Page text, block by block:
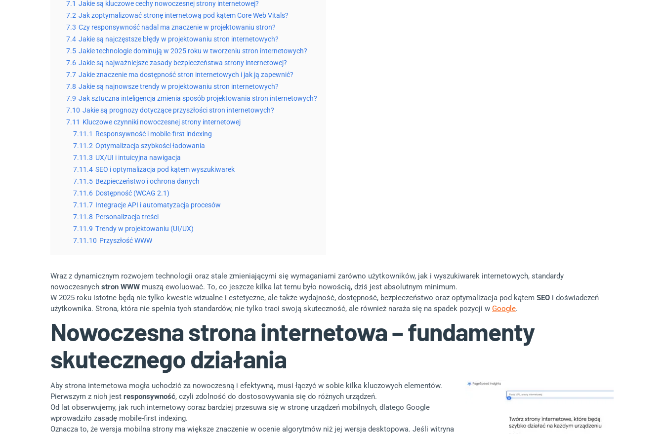
7.1 Jakie są kluczowe cechy nowoczesnej strony internetowej?
7.2 Jak zoptymalizować stronę internetową pod kątem Core Web Vitals?
7.3 Czy responsywność nadal ma znaczenie w projektowaniu stron?
7.4 Jakie są najczęstsze błędy w projektowaniu stron internetowych?
7.5 Jakie technologie dominują w 2025 roku w tworzeniu stron internetowych?
7.6 Jakie są najważniejsze zasady bezpieczeństwa strony internetowej?
7.7 Jakie znaczenie ma dostępność stron internetowych i jak ją zapewnić?
7.8 Jakie są najnowsze trendy w projektowaniu stron internetowych?
7.9 Jak sztuczna inteligencja zmienia sposób projektowania stron internetowych?
7.10 Jakie są prognozy dotyczące przyszłości stron internetowych?
7.11 Kluczowe czynniki nowoczesnej strony internetowej
7.11.1 Responsywność i mobile-first indexing
7.11.2 Optymalizacja szybkości ładowania
7.11.3 UX/UI i intuicyjna nawigacja
7.11.4 SEO i optymalizacja pod kątem wyszukiwarek
7.11.5 Bezpieczeństwo i ochrona danych
7.11.6 Dostępność (WCAG 2.1)
7.11.7 Integracje API i automatyzacja procesów
7.11.8 Personalizacja treści
7.11.9 Trendy w projektowaniu (UI/UX)
7.11.10 Przyszłość WWW
Wraz z dynamicznym rozwojem technologii oraz stale zmieniającymi się wymaganiami zarówno użytkowników, jak i wyszukiwarek internetowych, standardy
nowoczesnych stron WWW muszą ewoluować. To, co jeszcze kilka lat temu było nowością, dziś jest absolutnym minimum.
W 2025 roku istotne będą nie tylko kwestie wizualne i estetyczne, ale także wydajność, dostępność, bezpieczeństwo oraz optymalizacja pod kątem SEO i doświadczeń
użytkownika. Strona, która nie spełnia tych standardów, nie tylko traci swoją skuteczność, ale również naraża się na spadek pozycji w Google.
Nowoczesna strona internetowa – fundamenty
skutecznego działania
Aby strona internetowa mogła uchodzić za nowoczesną i efektywną, musi łączyć w sobie kilka kluczowych elementów.
Pierwszym z nich jest responsywność, czyli zdolność do dostosowywania się do różnych urządzeń.
Od lat obserwujemy, jak ruch internetowy coraz bardziej przesuwa się w stronę urządzeń mobilnych, dlatego Google
wprowadziło zasadę mobile-first indexing.
Oznacza to, że wersja mobilna strony ma większe znaczenie w ocenie algorytmów niż jej wersja desktopowa. Jeśli witryna